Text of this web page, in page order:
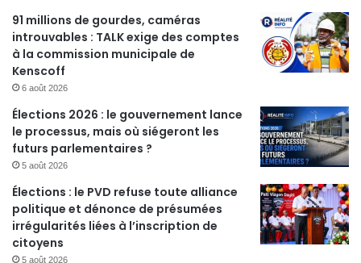
91 millions de gourdes, caméras
introuvables : TALK exige des comptes
à la commission municipale de
Kenscoff
6 août 2026
Élections 2026 : le gouvernement lance
le processus, mais où siégeront les
futurs parlementaires ?
5 août 2026
Élections : le PVD refuse toute alliance
politique et dénonce de présumées
irrégularités liées à l’inscription de
citoyens
5 août 2026